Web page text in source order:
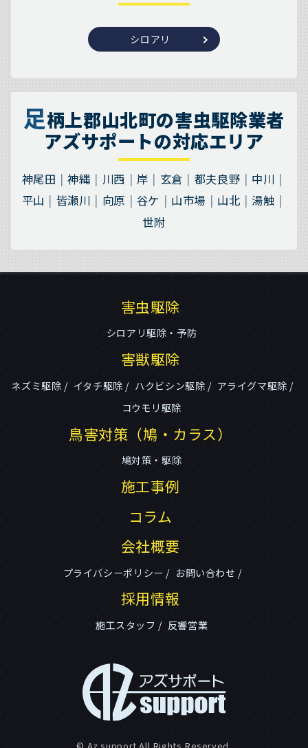
シロアリ
足柄上郡山北町の害虫駆除業者
アズサポートの対応エリア
神尾田 神縄 川西 岸 玄倉 都夫良野
中川
平山
皆瀬川 向原 谷ケ 山市場 山北
湯触
世附
害虫駆除
シロアリ駆除・予防
害獣駆除
ネズミ駆除 イタチ駆除 ハクビシン駆除
アライグマ駆除
コウモリ駆除
鳥害対策（鳩・カラス）
鳩対策・駆除
施工事例
コラム
会社概要
プライバシーポリシー お問い合わせ
採用情報
施工スタッフ 反響営業